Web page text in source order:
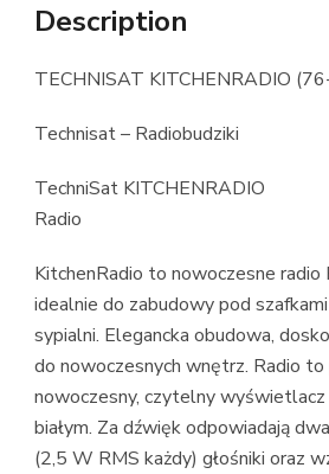
Description
TECHNISAT KITCHENRADIO
Technisat – Radiobudziki
TechniSat KITCHENRADIO
Radio
KitchenRadio to nowoczesne radio
idealnie do zabudowy pod
sypialni. Elegancka obudowa,
do nowoczesnych wnętrz. Radio to
nowoczesny, czytelny
białym. Za dźwięk odpowiadają
(2,5 W RMS każdy) głośniki oraz